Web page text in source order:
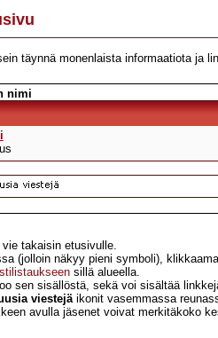
täynnä monenlaista informaatiota ja
nimi
vie takaisin etusivulle.
(jolloin näkyy pieni symboli),
sillä alueella.
sen sisällöstä, sekä voi sisältää
viestejäikonit vasemmassa
avulla jäsenet voivat merkitäkoko